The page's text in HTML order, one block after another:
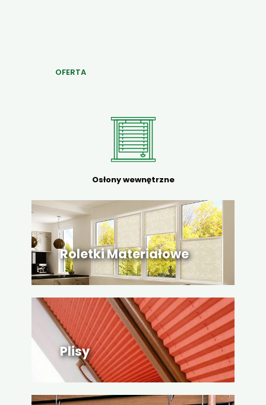
OFERTA
Osłony wewnętrzne
Roletki Materiałowe
Plisy